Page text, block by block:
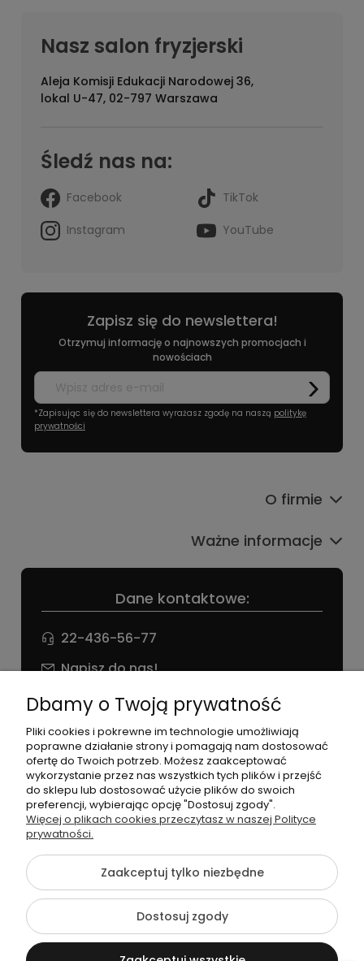
Nasz salon fryzjerski
Aleja Komisji Edukacji Narodowej 36,
lokal U-47, 02-797 Warszawa
Śledź nas na:
Facebook
TikTok
Instagram
YouTube
Zapisz się do newslettera!
Otrzymuj informację o najnowszych promocjach i
nowościach
*Zapisując się do newslettera wyrażasz zgodę na naszą politykę
prywatności
Dane kontaktowe:
22-436-56-77
Napisz do nas!
NIP: 826 186 42 29
O firmie
Ważne informacje
©2026 Wszelkie Prawa Zastrzeżone | agneess sklep
internetowy
Szablon Flex byEcommercy
Pokaż pełną wersję strony
Dbamy o Twoją prywatność
Pliki cookies i pokrewne im technologie umożliwiają
poprawne działanie strony i pomagają nam dostosować
ofertę do Twoich potrzeb. Możesz zaakceptować
wykorzystanie przez nas wszystkich tych plików i przejść
do sklepu lub dostosować użycie plików do swoich
preferencji, wybierając opcję "Dostosuj zgody".
Więcej o plikach cookies przeczytasz w naszej Polityce
prywatności.
Zaakceptuj tylko niezbędne
Dostosuj zgody